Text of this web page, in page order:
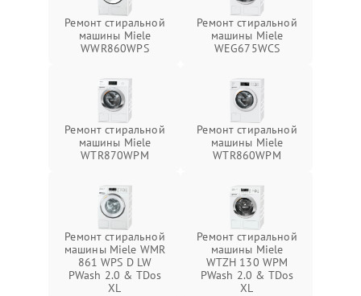
Ремонт стиральной
машины Miele
WWR860WPS
Ремонт стиральной
машины Miele
WEG675WCS
Ремонт стиральной
машины Miele
WTR870WPM
Ремонт стиральной
машины Miele
WTR860WPM
Ремонт стиральной
машины Miele WMR
861 WPS D LW
PWash 2.0 & TDos
XL
Ремонт стиральной
машины Miele
WTZH 130 WPM
PWash 2.0 & TDos
XL